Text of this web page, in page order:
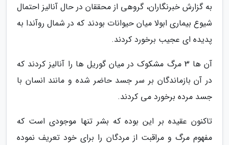
به گزارش خبرنگاران، گروهی از محققان در حال آنالیز احتمال
شیوع بیماری ابولا میان حیوانات بودند که در شمال روآندا به
پدیده ای عجیب برخورد کردند.
آن ها 3 مرگ مشکوک در میان گوریل ها را آنالیز کردند که
در آن بازماندگان بر سر جسد حاضر شده و مانند انسان با
جسد مرده برخورد می کردند.
تاکنون عقیده بر این بوده که بشر تنها موجودی است که
مفهوم مرگ و مراقبت از مردگان را برای خود تعریف نموده